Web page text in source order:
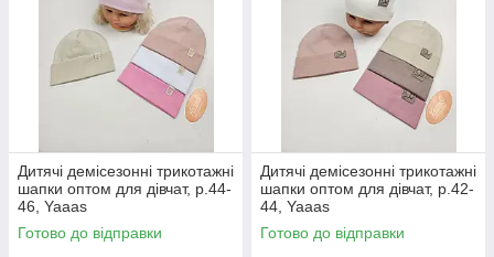
Дитячі демісезонні трикотажні
шапки оптом для дівчат, р.44-
46, Yaaas
Готово до відправки
Дитячі демісезонні трикотажні
шапки оптом для дівчат, р.42-
44, Yaaas
Готово до відправки